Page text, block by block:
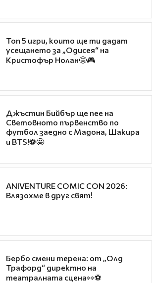
Топ 5 игри, които ще ти дадат
усещането за „Одисея“ на
Кристофър Нолан🤩🎮
Джъстин Бийбър ще пее на
Световното първенство по
футбол заедно с Мадона, Шакира
и BTS!⚽🤩
ANIVENTURE COMIC CON 2026:
Влязохме в друг свят!
Бербо смени терена: от „Олд
Трафорд“ директно на
театралната сцена👀⚽